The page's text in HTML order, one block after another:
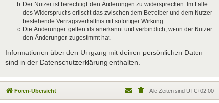
Der Nutzer ist berechtigt, den Änderungen zu widersprechen. Im Falle
des Widerspruchs erlischt das zwischen dem Betreiber und dem Nutzer
bestehende Vertragsverhältnis mit sofortiger Wirkung.
Die Änderungen gelten als anerkannt und verbindlich, wenn der Nutzer
den Änderungen zugestimmt hat.
Informationen über den Umgang mit deinen persönlichen Daten
sind in der Datenschutzerklärung enthalten.
Foren-Übersicht Alle Zeiten sind UTC+02:00